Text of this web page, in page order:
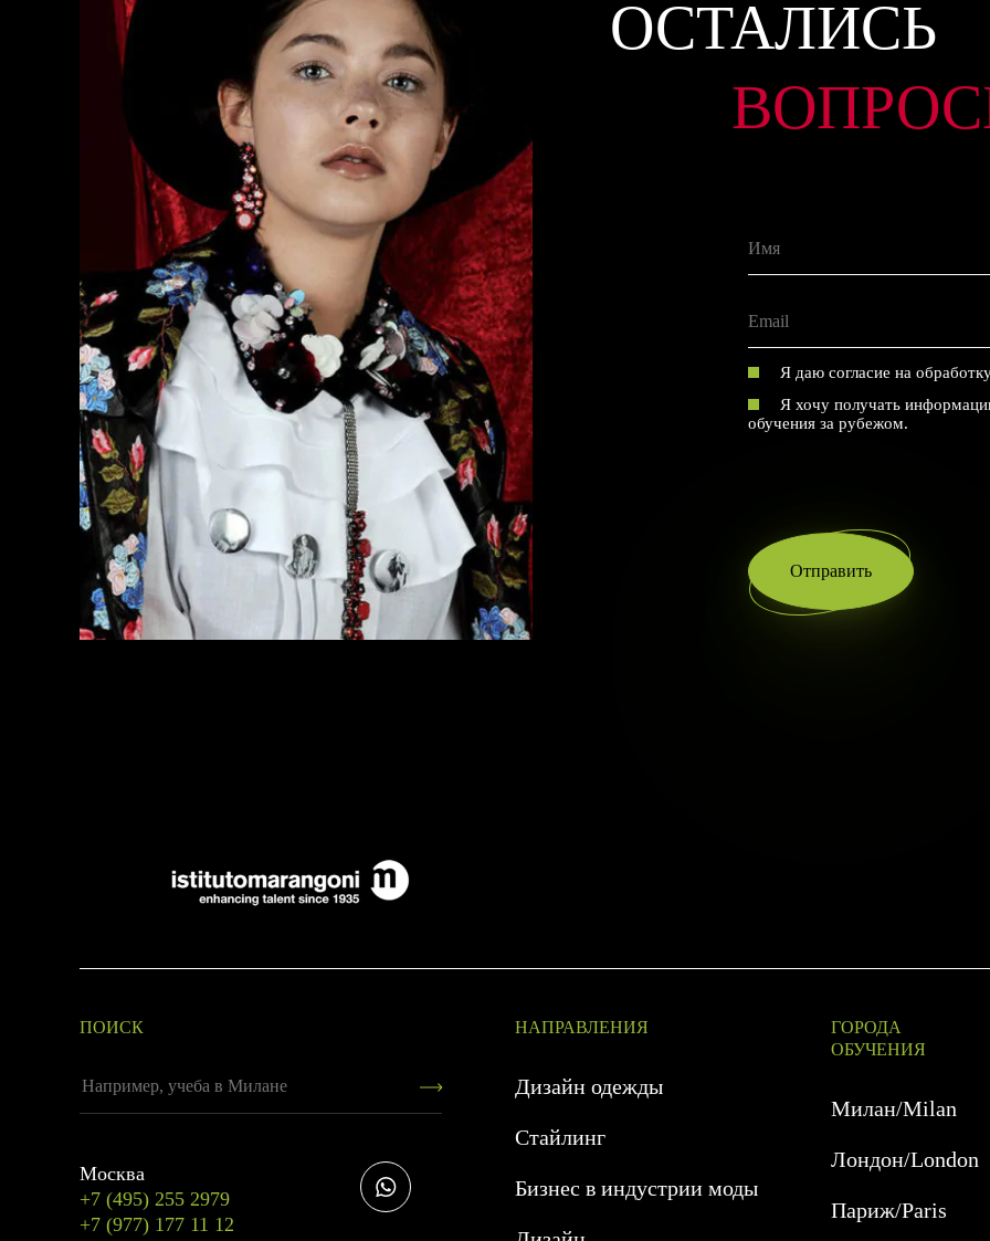
ОСТАЛИСЬ
Я даю согласие на
Я хочу получать
обучения за рубежом.
Отправить
ПОИСК
Москва
+7 (495) 255 2979
+7 (977) 177 11 12
НАПРАВЛЕНИЯ
Дизайн одежды
Стайлинг
Бизнес в индустрии моды
ГОРОДА
ОБУЧЕНИЯ
Милан/Milan
Лондон/London
Париж/Paris